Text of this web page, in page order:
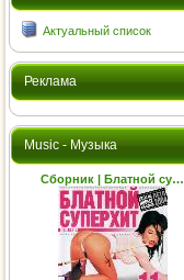
Актуальный список
Реклама
Music - Музыка
Сборник | Блатной су…